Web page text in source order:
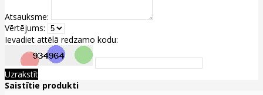
Atsauksme:
Vērtējums:
Ievadiet attēlā redzamo kodu:
Uzrakstīt
Saistītie produkti